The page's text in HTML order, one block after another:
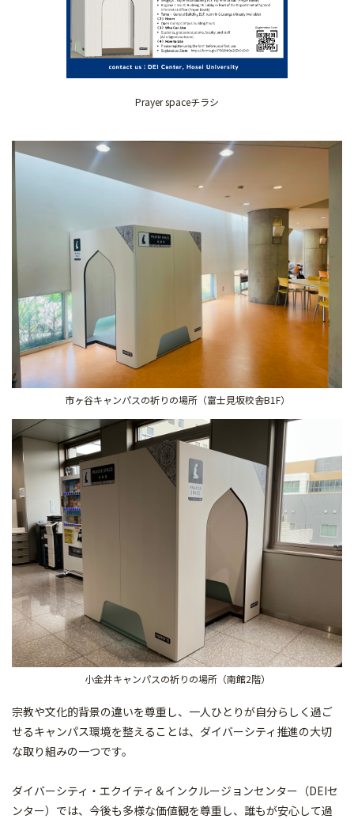
Prayer spaceチラシ
市ヶ谷キャンパスの祈りの場所（富士見坂校舎B1F）
小金井キャンパスの祈りの場所（南館2階）
宗教や文化的背景の違いを尊重し、一人ひとりが自分らしく過ご
せるキャンパス環境を整えることは、ダイバーシティ推進の大切
な取り組みの一つです。
ダイバーシティ・エクイティ＆インクルージョンセンター（DEIセ
ンター）では、今後も多様な価値観を尊重し、誰もが安心して過